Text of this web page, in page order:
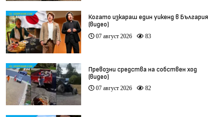
Когато изкараш един уикенд в България
(видео)
07 август 2026 83
Превозни средства на собствен ход
(видео)
07 август 2026 82